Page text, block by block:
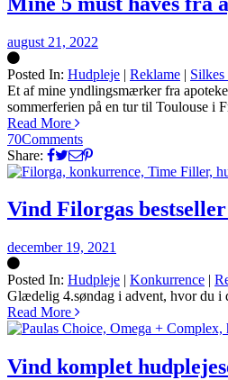
august 21, 2022
Posted In: Hudpleje | Reklame |
Silke
Et af mine yndlingsmærker fra
sommerferien på en tur til Toulouse i
Read More
70Comments
Share:
Vind Filorgas
december 19, 2021
Posted In: Hudpleje | Konkurrence |
Silke
Glædelig 4.søndag i advent, hvor du i
Read More
Vind komplet